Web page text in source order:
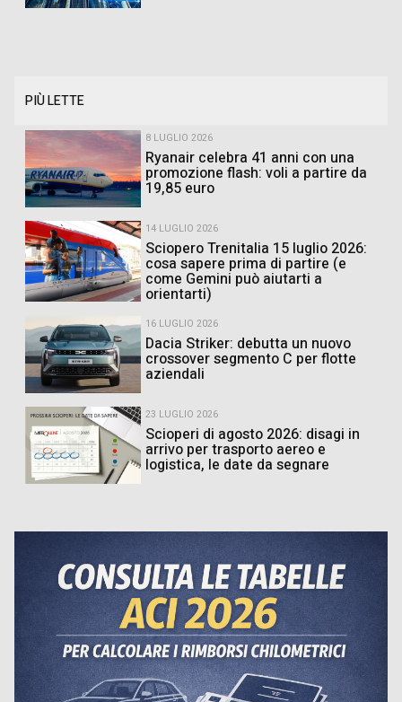
PIÙ LETTE
8 LUGLIO 2026
Ryanair celebra 41 anni con una
promozione flash: voli a partire da
19,85 euro
14 LUGLIO 2026
Sciopero Trenitalia 15 luglio 2026:
cosa sapere prima di partire (e
come Gemini può aiutarti a
orientarti)
16 LUGLIO 2026
Dacia Striker: debutta un nuovo
crossover segmento C per flotte
aziendali
23 LUGLIO 2026
Scioperi di agosto 2026: disagi in
arrivo per trasporto aereo e
logistica, le date da segnare